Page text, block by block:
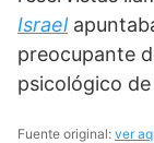
Israel
preocupante
psicológico de
Fuente original: ver